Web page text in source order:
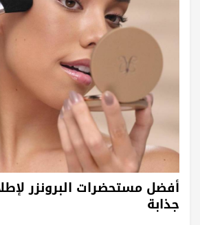
أفضل مستحضرات البرونزر
جذابة